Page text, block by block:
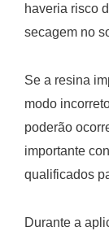
haveria risco
secagem no
Se a resina
modo
poderão
importante
qualificados
Durante a